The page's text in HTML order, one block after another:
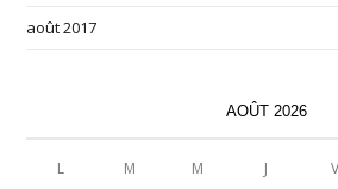
août 2017
AOÛT 2026
L M M J V